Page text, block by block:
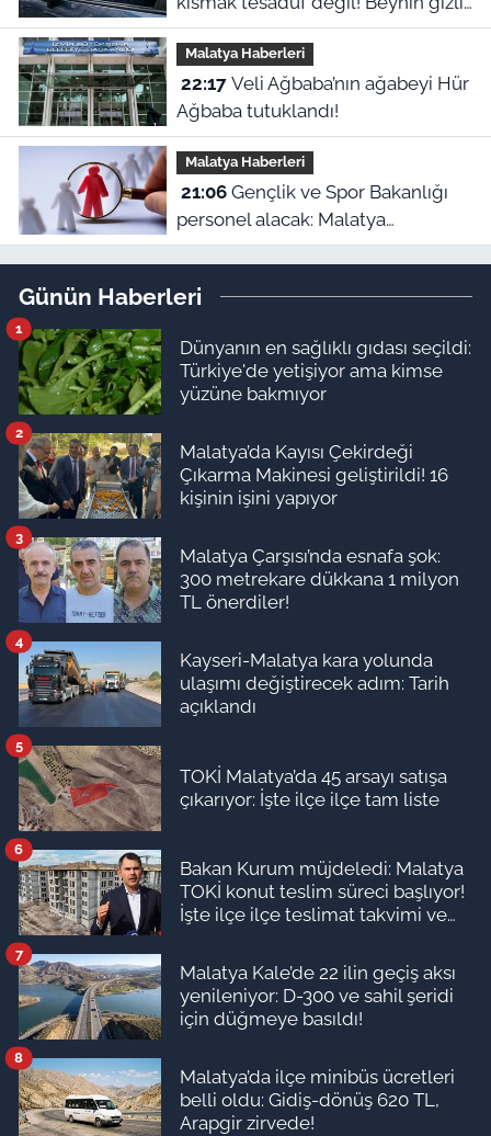
refleksiymiş
Malatya Haberleri
22:17Veli Ağbaba’nın ağabeyi Hür
Ağbaba tutuklandı!
Malatya Haberleri
21:06Gençlik ve Spor Bakanlığı
personel alacak: Malatya
kontenjanları ve başvuru detayları
Günün Haberleri
Dünyanın en sağlıklı gıdası seçildi:
Türkiye'de yetişiyor ama kimse
yüzüne bakmıyor
1
Malatya’da Kayısı Çekirdeği
Çıkarma Makinesi geliştirildi! 16
kişinin işini yapıyor
2
Malatya Çarşısı’nda esnafa şok:
300 metrekare dükkana 1 milyon
TL önerdiler!
3
Kayseri-Malatya kara yolunda
ulaşımı değiştirecek adım: Tarih
açıklandı
4
TOKİ Malatya’da 45 arsayı satışa
çıkarıyor: İşte ilçe ilçe tam liste
5
Bakan Kurum müjdeledi: Malatya
TOKİ konut teslim süreci başlıyor!
İşte ilçe ilçe teslimat takvimi ve
6
Malatya Kale’de 22 ilin geçiş aksı
yenileniyor: D-300 ve sahil şeridi
için düğmeye basıldı!
7
Malatya’da ilçe minibüs ücretleri
belli oldu: Gidiş-dönüş 620 TL,
Arapgir zirvede!
8